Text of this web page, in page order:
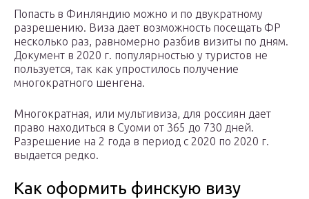
Попасть в Финляндию можно и по двукратному
разрешению. Виза дает возможность посещать ФР
несколько раз, равномерно разбив визиты по дням.
Документ в 2020 г. популярностью у туристов не
пользуется, так как упростилось получение
многократного шенгена.
Многократная, или мультивиза, для россиян дает
право находиться в Суоми от 365 до 730 дней.
Разрешение на 2 года в период с 2020 по 2020 г.
выдается редко.
Как оформить финскую визу